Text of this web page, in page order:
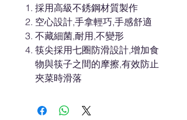
採用高級不銹鋼材質製作
空心設計,手拿輕巧,手感舒適
不藏細菌,耐用,不變形
筷尖採用七圈防滑設計,增加食
物與筷子之間的摩擦,有效防止
夾菜時滑落